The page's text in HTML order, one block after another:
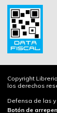
Copyright
los derechos
Defensa de las
Botón de